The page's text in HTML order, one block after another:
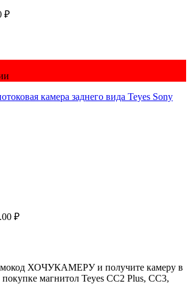
₽
камера заднего вида Teyes Sony
₽
ХОЧУКАМЕРУ и получите камеру в
магнитол Teyes CC2 Plus, CC3,